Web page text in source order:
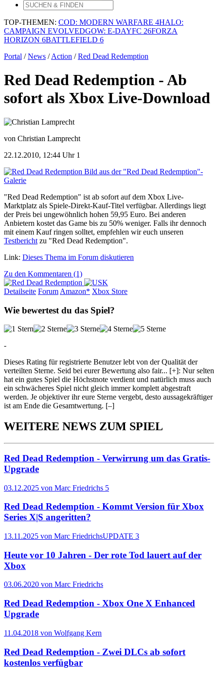
TOP-THEMEN: COD: MODERN WARFARE 4HALO:
CAMPAIGN EVOLVEDGOW: E-DAYFC 26FORZA
HORIZON 6BATTLEFIELD 6
Portal /News /Action /Red Dead Redemption
Red Dead Redemption - Ab
sofort als Xbox Live-Download
von Christian Lamprecht
22.12.2010, 12:44 Uhr1
Bild aus der "Red Dead Redemption"-
Galerie
"Red Dead Redemption" ist ab sofort auf dem Xbox Live-
Marktplatz als Spiele-Direkt-Kauf-Titel verfügbar. Allerdings liegt
der Preis bei ungewöhnlich hohen 59,95 Euro. Bei anderen
Anbietern kostet das Game bis zu 50% weniger. Falls ihr dennoch
mit einem Kauf ringen solltet, empfehlen wir euch unseren
Testbericht zu "Red Dead Redemption".
Link: Dieses Thema im Forum diskutieren
Zu den Kommentaren (1)
Detailseite Forum Amazon* Xbox Store
Wie bewertest du das Spiel?
-
Dieses Rating für registrierte Benutzer lebt von der Qualität der
verteilten Sterne. Seid bei eurer Bewertung also fair... [+]: Nur selten
hat ein gutes Spiel die Höchstnote verdient und natürlich muss auch
ein schwächeres Spiel nicht gleich immer komplett abgestraft
werden. Je objektiver ihr eure Sterne vergebt, desto aussagekräftiger
ist am Ende die Gesamtwertung. [–]
WEITERE NEWS ZUM SPIEL
Red Dead Redemption - Verwirrung um das Gratis-
Upgrade
03.12.2025 von Marc Friedrichs 5
Red Dead Redemption - Kommt Version für Xbox
Series X|S angeritten?
13.11.2025 von Marc FriedrichsUPDATE 3
Heute vor 10 Jahren - Der rote Tod lauert auf der
Xbox
03.06.2020 von Marc Friedrichs
Red Dead Redemption - Xbox One X Enhanced
Upgrade
11.04.2018 von Wolfgang Kern
Red Dead Redemption - Zwei DLCs ab sofort
kostenlos verfügbar